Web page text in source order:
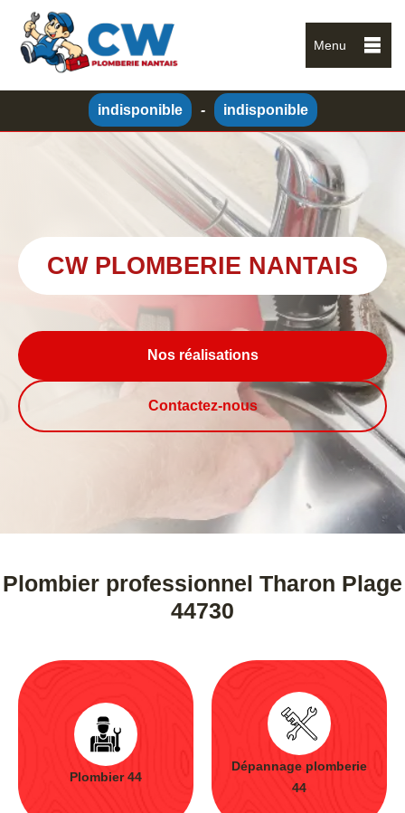
Menu
indisponible - indisponible
CW PLOMBERIE NANTAIS
Nos réalisations
Contactez-nous
Plombier professionnel Tharon Plage
44730
Plombier 44
Dépannage plomberie
44